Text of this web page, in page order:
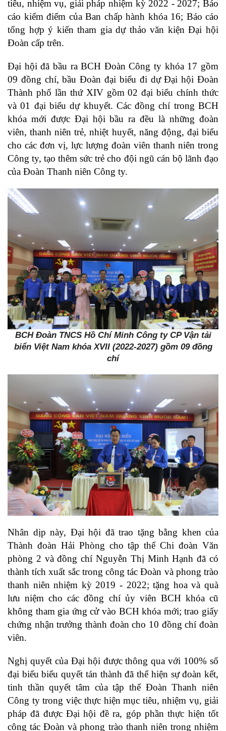
tiêu, nhiệm vụ, giải pháp nhiệm kỳ 2022 - 2027; Báo
cáo kiểm điểm của Ban chấp hành khóa 16; Báo cáo
tổng hợp ý kiến tham gia dự thảo văn kiện Đại hội
Đoàn cấp trên.
Đại hội đã bầu ra BCH Đoàn Công ty khóa 17 gồm
09 đồng chí, bầu Đoàn đại biểu đi dự Đại hội Đoàn
Thành phố lần thứ XIV gồm 02 đại biểu chính thức
và 01 đại biểu dự khuyết. Các đồng chí trong BCH
khóa mới được Đại hội bầu ra đều là những đoàn
viên, thanh niên trẻ, nhiệt huyết, năng động, đại biểu
cho các đơn vị, lực lượng đoàn viên thanh niên trong
Công ty, tạo thêm sức trẻ cho đội ngũ cán bộ lãnh đạo
của Đoàn Thanh niên Công ty.
BCH Đoàn TNCS Hồ Chí Minh Công ty CP Vận tải
biển Việt Nam khóa XVII (2022-2027) gồm 09 đồng
chí
Nhân dịp này, Đại hội đã trao tặng bằng khen của
Thành đoàn Hải Phòng cho tập thể Chi đoàn Văn
phòng 2 và đồng chí Nguyễn Thị Minh Hạnh đã có
thành tích xuất sắc trong công tác Đoàn và phong trào
thanh niên nhiệm kỳ 2019 - 2022; tặng hoa và quà
lưu niệm cho các đồng chí ủy viên BCH khóa cũ
không tham gia ứng cử vào BCH khóa mới; trao giấy
chứng nhận trưởng thành đoàn cho 10 đồng chí đoàn
viên.
Nghị quyết của Đại hội được thông qua với 100% số
đại biểu biểu quyết tán thành đã thể hiện sự đoàn kết,
tinh thần quyết tâm của tập thể Đoàn Thanh niên
Công ty trong việc thực hiện mục tiêu, nhiệm vụ, giải
pháp đã được Đại hội đề ra, góp phần thực hiện tốt
công tác Đoàn và phong trào thanh niên trong nhiệm